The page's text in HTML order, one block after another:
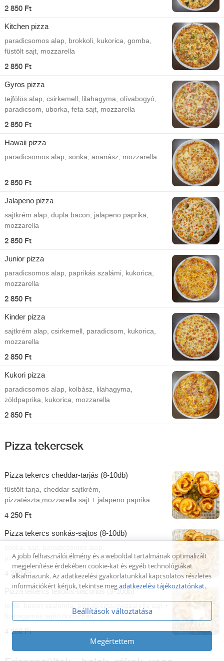
2 850 Ft
Kitchen pizza
paradicsomos alap, brokkoli, kukorica, gomba,
füstölt sajt, mozzarella
2 850 Ft
Gyros pizza
tejfölös alap, csirkemell, lilahagyma, olívabogyó,
paradicsom, uborka, feta sajt, mozzarella
2 850 Ft
Hawaii pizza
paradicsomos alap, sonka, ananász, mozzarella
2 850 Ft
Jalapeno pizza
sajtkrém alap, dupla bacon, jalapeno paprika,
mozzarella
2 850 Ft
Junior pizza
paradicsomos alap, paprikás szalámi, kukorica,
mozzarella
2 850 Ft
Kinder pizza
sajtkrém alap, csirkemell, paradicsom, kukorica,
mozzarella
2 850 Ft
Kukori pizza
paradicsomos alap, kolbász, lilahagyma,
zöldpaprika, kukorica, mozzarella
2 850 Ft
Pizza tekercsek
Pizza tekercs cheddar-tarjás (8-10db)
füstölt tarja, cheddar sajtkrém,
pizzatészta,mozzarella sajt + jalapeno paprika
dobozban
4 250 Ft
Pizza tekercs sonkás-sajtos (8-10db)
pizzatészta,mozzarella sajt + pizzaszósz dobozban
4 250 Ft
Pizza tekercs tejfölös-baconos (8-10db)
tejföl, bacon szalonna, pizzatészta,mozzarella sajt +
fokhagymás tejföl dobozban
4 250 Ft
A jobb felhasználói élmény és a weboldal tartalmának optimalizált
megjelenítése érdekében cookie-kat és egyéb technológiákat
alkalmazunk. Az adatkezelési gyakorlatunkkal kapcsolatos részletes
információkért kérjük, tekintse megadatkezelési tájékoztatónkat.
Beállítások változtatása
Megértettem